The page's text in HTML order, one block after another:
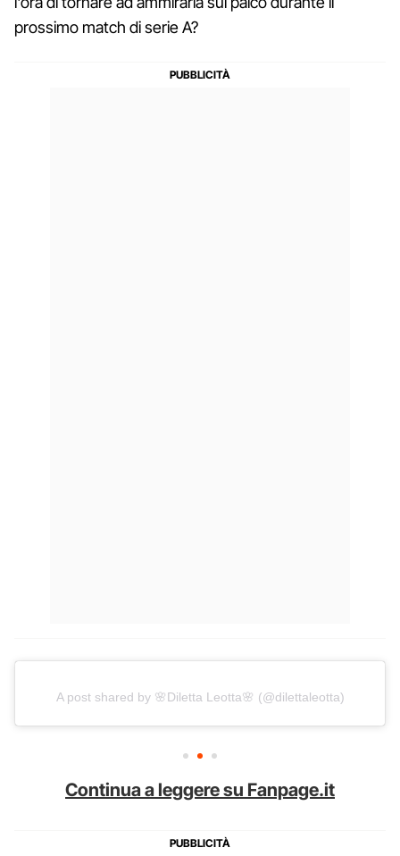
prossimo match di serie A?
A post shared by 🌸Diletta Leotta🌸 (@dilettaleotta)
Continua a leggere su Fanpage.it